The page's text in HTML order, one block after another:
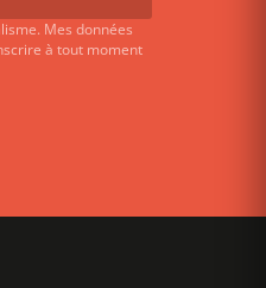
Mes données
à tout moment